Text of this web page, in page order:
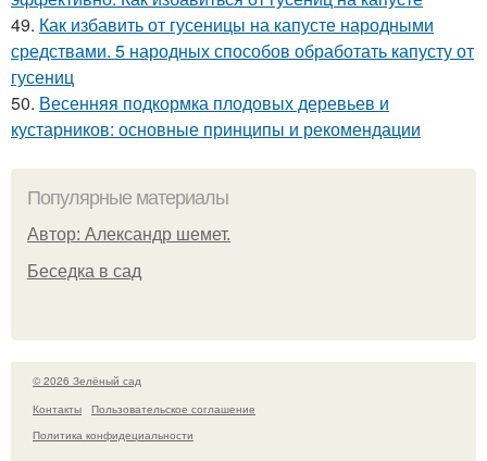
49. Как избавить от гусеницы на капусте народными
средствами. 5 народных способов обработать капусту от
гусениц
50. Весенняя подкормка плодовых деревьев и
кустарников: основные принципы и рекомендации
Популярные материалы
Автор: Александр шемет.
Беседка в сад
© 2026 Зелёный сад
Контакты
Пользовательское соглашение
Политика конфидециальности